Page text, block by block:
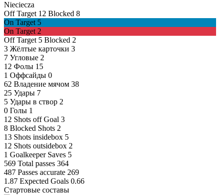
Nieciecza
Off Target 12 Blocked 8
On Target 5
On Target 2
Off Target 5 Blocked 2
3 Жёлтые карточки 3
7 Угловые 2
12 Фолы 15
1 Оффсайды 0
62 Владение мячом 38
25 Удары 7
5 Удары в створ 2
0 Голы 1
12 Shots off Goal 3
8 Blocked Shots 2
13 Shots insidebox 5
12 Shots outsidebox 2
1 Goalkeeper Saves 5
569 Total passes 364
487 Passes accurate 269
1.87 Expected Goals 0.66
Стартовые составы